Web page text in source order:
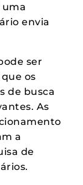
uma
envia
ser
os
de busca
As
a
de